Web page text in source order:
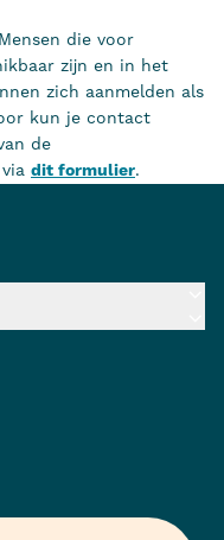
die voor
zijn en in het
zich aanmelden als
kun je contact
de
dit formulier.